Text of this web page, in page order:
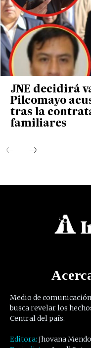
JNE decidirá
Pilcomayo
tras la
familiares
Medio de
busca revelar los
Central del país.
Editora: Jhovana